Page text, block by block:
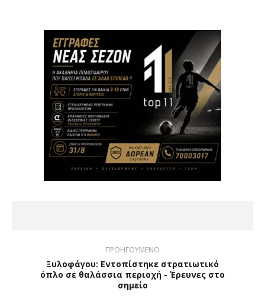
ΠΡΟΗΓΟΥΜΕΝΟ
Ξυλοφάγου: Εντοπίστηκε στρατιωτικό
όπλο σε θαλάσσια περιοχή - Έρευνες στο
σημείο